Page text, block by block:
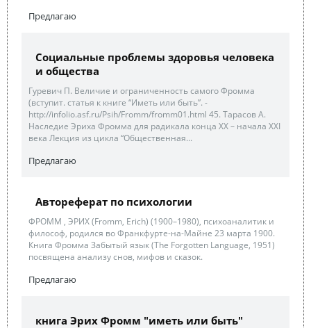
Предлагаю
Социальные проблемы здоровья человека
и общества
Гуревич П. Величие и ограниченность самого Фромма
(вступит. статья к книге “Иметь или быть”. -
http://infolio.asf.ru/Psih/Fromm/fromm01.html 45. Тарасов А.
Наследие Эриха Фромма для радикала конца XX – начала XXI
века Лекция из цикла “Общественная...
Предлагаю
Автореферат по психологии
ФРОММ , ЭРИХ (Fromm, Erich) (1900–1980), психоаналитик и
философ, родился во Франкфурте-на-Майне 23 марта 1900.
Книга Фромма Забытый язык (The Forgotten Language, 1951)
посвящена анализу снов, мифов и сказок.
Предлагаю
книга Эрих Фромм "иметь или быть"